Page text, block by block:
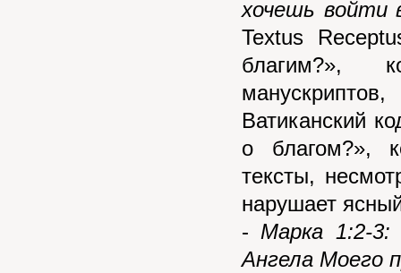
хочешь войти
Textus
благим?»,
Ватиканский
о благом?»,
тексты,
нарушает
- Марка 1:2-3:
Ангела Моего